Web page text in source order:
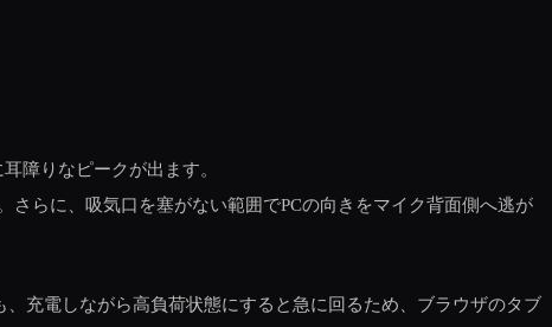
耳障りなピークが出ます。
さらに、吸気口を塞がない範囲でPCの向きをマイク背面側へ逃が
充電しながら高負荷状態にすると急に回るため、ブラウザのタブ